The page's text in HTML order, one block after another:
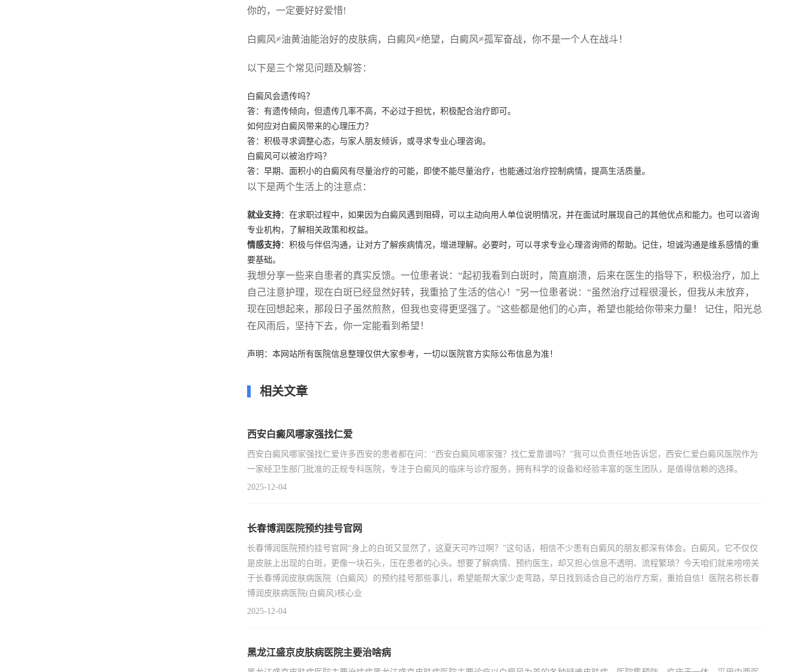
你的，一定要好好爱惜!
白癜风≠油黄油能治好的皮肤病，白癜风≠绝望，白癜风≠孤军奋战，你不是一个人在战斗！
以下是三个常见问题及解答：
白癜风会遗传吗？
答：有遗传倾向，但遗传几率不高，不必过于担忧，积极配合治疗即可。
如何应对白癜风带来的心理压力？
答：积极寻求调整心态，与家人朋友倾诉，或寻求专业心理咨询。
白癜风可以被治疗吗？
答：早期、面积小的白癜风有尽量治疗的可能，即使不能尽量治疗，也能通过治疗控制病情，提高生活质量。
以下是两个生活上的注意点：
就业支持：在求职过程中，如果因为白癜风遇到阻碍，可以主动向用人单位说明情况，并在面试时展现自己的其他优点和能力。也可以咨询
专业机构，了解相关政策和权益。
情感支持：积极与伴侣沟通，让对方了解疾病情况，增进理解。必要时，可以寻求专业心理咨询师的帮助。记住，坦诚沟通是维系感情的重
要基础。
我想分享一些来自患者的真实反馈。一位患者说：“起初我看到白斑时，简直崩溃，后来在医生的指导下，积极治疗，加上
自己注意护理，现在白斑已经显然好转，我重拾了生活的信心！”另一位患者说：“虽然治疗过程很漫长，但我从未放弃，
现在回想起来，那段日子虽然煎熬，但我也变得更坚强了。”这些都是他们的心声，希望也能给你带来力量！ 记住，阳光总
在风雨后，坚持下去，你一定能看到希望！
声明：本网站所有医院信息整理仅供大家参考，一切以医院官方实际公布信息为准！
相关文章
西安白癜风哪家强找仁爱
西安白癜风哪家强找仁爱许多西安的患者都在问：“西安白癜风哪家强？找仁爱靠谱吗？”我可以负责任地告诉您，西安仁爱白癜风医院作为
一家经卫生部门批准的正规专科医院，专注于白癜风的临床与诊疗服务，拥有科学的设备和经验丰富的医生团队，是值得信赖的选择。
2025-12-04
长春博润医院预约挂号官网
长春博润医院预约挂号官网“身上的白斑又显然了，这夏天可咋过啊？”这句话，相信不少患有白癜风的朋友都深有体会。白癜风，它不仅仅
是皮肤上出现的白斑，更像一块石头，压在患者的心头。想要了解病情、预约医生，却又担心信息不透明、流程繁琐？今天咱们就来唠唠关
于长春博润皮肤病医院（白癜风）的预约挂号那些事儿，希望能帮大家少走弯路，早日找到适合自己的治疗方案，重拾自信！医院名称长春
博润皮肤病医院(白癜风)核心业
2025-12-04
黑龙江盛京皮肤病医院主要治啥病